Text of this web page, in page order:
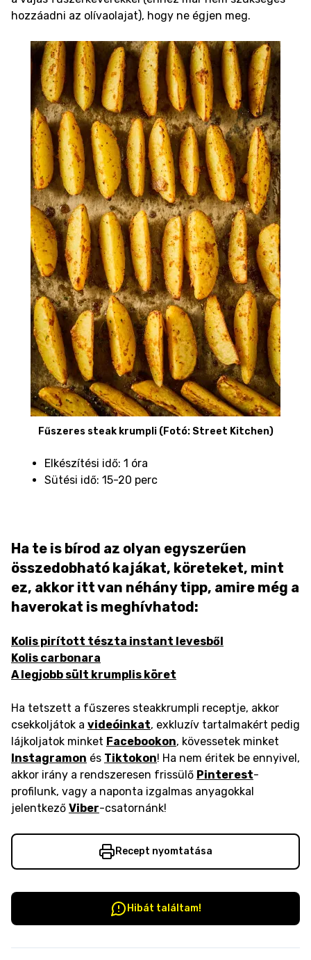
hozzáadni az olívaolajat), hogy ne égjen meg.
Fűszeres steak krumpli (Fotó: Street Kitchen)
Elkészítési idő: 1 óra
Sütési idő: 15-20 perc
Ha te is bírod az olyan egyszerűen
összedobható kajákat, köreteket, mint
ez, akkor itt van néhány tipp, amire még a
haverokat is meghívhatod:
Kolis pirított tészta instant levesből
Kolis carbonara
A legjobb sült krumplis köret
Ha tetszett a fűszeres steakkrumpli receptje, akkor
csekkoljátok a videóinkat, exkluzív tartalmakért pedig
lájkoljatok minket Facebookon, kövessetek minket
Instagramon és Tiktokon! Ha nem éritek be ennyivel,
akkor irány a rendszeresen frissülő Pinterest-
profilunk, vagy a naponta izgalmas anyagokkal
jelentkező Viber-csatornánk!
Recept nyomtatása
Hibát találtam!